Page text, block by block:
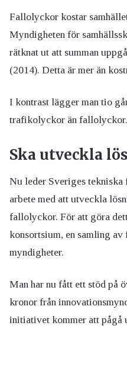
Fallolyckor kostar
Myndigheten för
rätknat ut att summan
(2014). Detta är mer än
I kontrast lägger man tio
trafikolyckor än fallolyckor.
Ska utveckla
Nu leder Sveriges
arbete med att utveckla
fallolyckor. För att göra
konsortsium, en samling
myndigheter.
Man har nu fått ett stöd på
kronor från
initiativet kommer att pågå